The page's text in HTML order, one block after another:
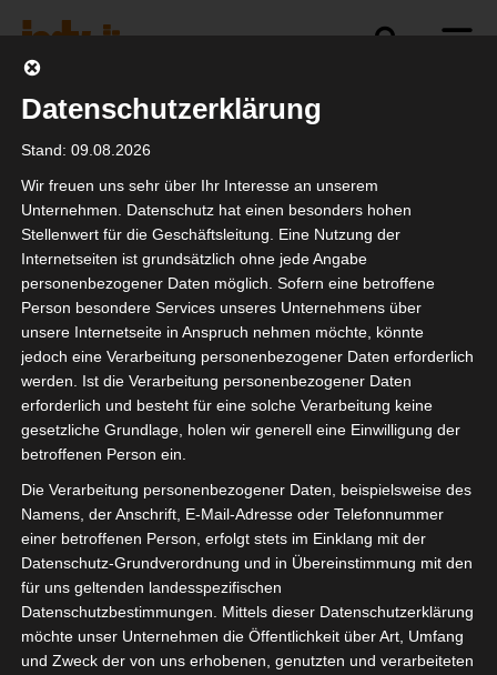
Selbstständigkeit
OF Hannover 10/19
ISDV vor Ort:
Datenschutzerklärung
Stand: 09.08.2026
Wir freuen uns sehr über Ihr Interesse an unserem
Unternehmen. Datenschutz hat einen besonders hohen
Stellenwert für die Geschäftsleitung. Eine Nutzung der
Internetseiten ist grundsätzlich ohne jede Angabe
personenbezogener Daten möglich. Sofern eine betroffene
Person besondere Services unseres Unternehmens über
unsere Internetseite in Anspruch nehmen möchte, könnte
jedoch eine Verarbeitung personenbezogener Daten erforderlich
werden. Ist die Verarbeitung personenbezogener Daten
erforderlich und besteht für eine solche Verarbeitung keine
gesetzliche Grundlage, holen wir generell eine Einwilligung der
betroffenen Person ein.
Die Verarbeitung personenbezogener Daten, beispielsweise des
Namens, der Anschrift, E-Mail-Adresse oder Telefonnummer
einer betroffenen Person, erfolgt stets im Einklang mit der
Datenschutz-Grundverordnung und in Übereinstimmung mit den
für uns geltenden landesspezifischen
Datenschutzbestimmungen. Mittels dieser Datenschutzerklärung
möchte unser Unternehmen die Öffentlichkeit über Art, Umfang
und Zweck der von uns erhobenen, genutzten und verarbeiteten